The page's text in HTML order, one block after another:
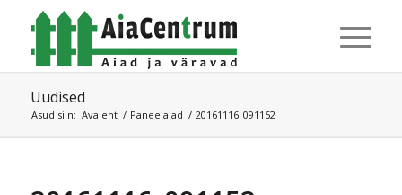
Uudised
Asud siin: Avaleht / Paneelaiad / 20161116_091152